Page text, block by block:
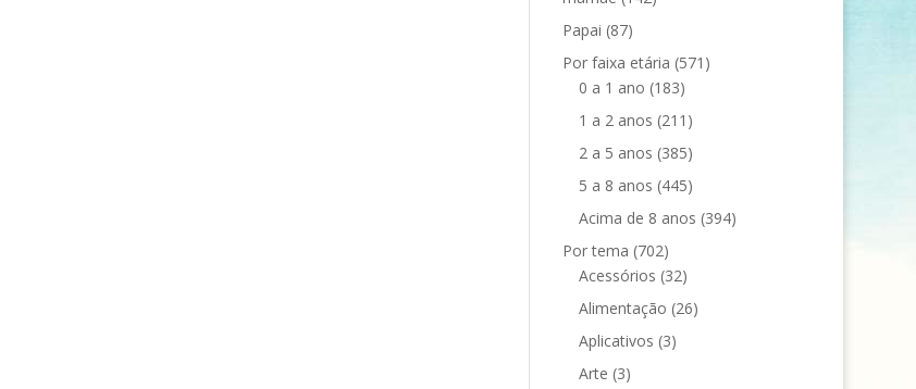
Papai (87)
Por faixa etária (571)
0 a 1 ano (183)
1 a 2 anos (211)
2 a 5 anos (385)
5 a 8 anos (445)
Acima de 8 anos (394)
Por tema (702)
Acessórios (32)
Alimentação (26)
Aplicativos (3)
Arte (3)